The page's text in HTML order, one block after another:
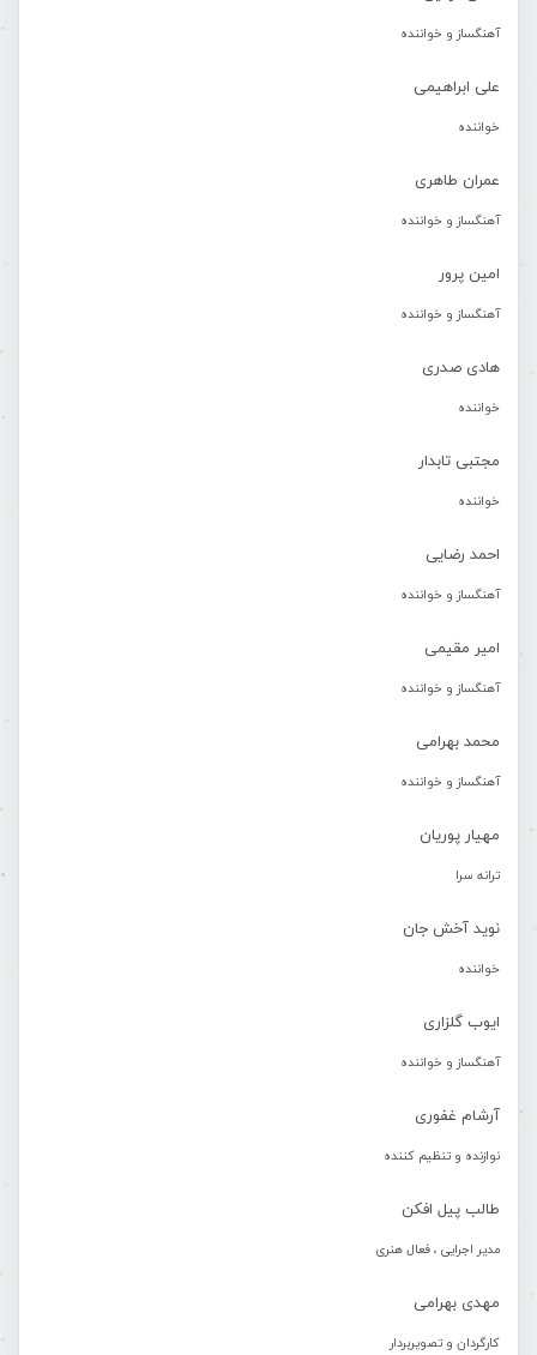
آهنگساز و خواننده
علی ابراهیمی
خواننده
عمران طاهری
آهنگساز و خواننده
امین پرور
آهنگساز و خواننده
هادی صدری
خواننده
مجتبی تابدار
خواننده
احمد رضایی
آهنگساز و خواننده
امیر مقیمی
آهنگساز و خواننده
محمد بهرامی
آهنگساز و خواننده
مهیار پوریان
ترانه سرا
نوید آخش جان
خواننده
ایوب گلزاری
آهنگساز و خواننده
آرشام غفوری
نوازنده و تنظیم کننده
طالب پیل افکن
مدیر اجرایی ، فعال هنری
مهدی بهرامی
کارگردان و تصویربردار